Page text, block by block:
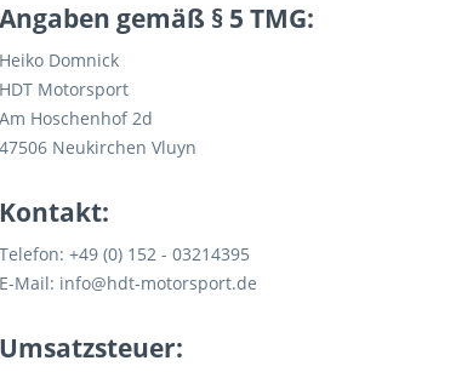
Angaben gemäß § 5 TMG:
Heiko Domnick
HDT Motorsport
Am Hoschenhof 2d
47506 Neukirchen Vluyn
Kontakt:
Telefon: +49 (0) 152 - 03214395
E-Mail: info@hdt-motorsport.de
Umsatzsteuer: